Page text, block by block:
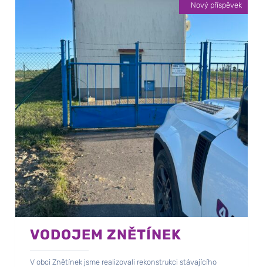
Nový příspěvek
VODOJEM ZNĚTÍNEK
V obci Znětínek jsme realizovali rekonstrukci stávajícího